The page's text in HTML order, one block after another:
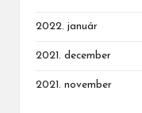
2022. január
2021. december
2021. november